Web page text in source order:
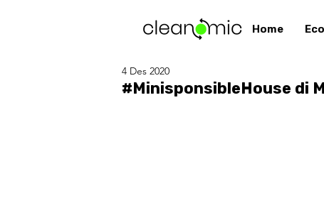
Home
#MinisponsibleHouse di
4 Des 2020